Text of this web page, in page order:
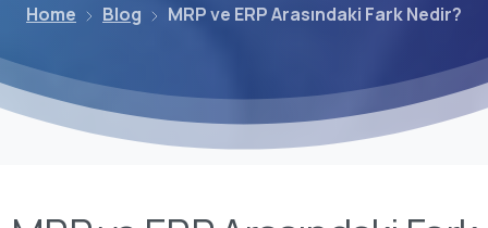
Home Blog MRP ve ERP Arasındaki Fark Nedir?